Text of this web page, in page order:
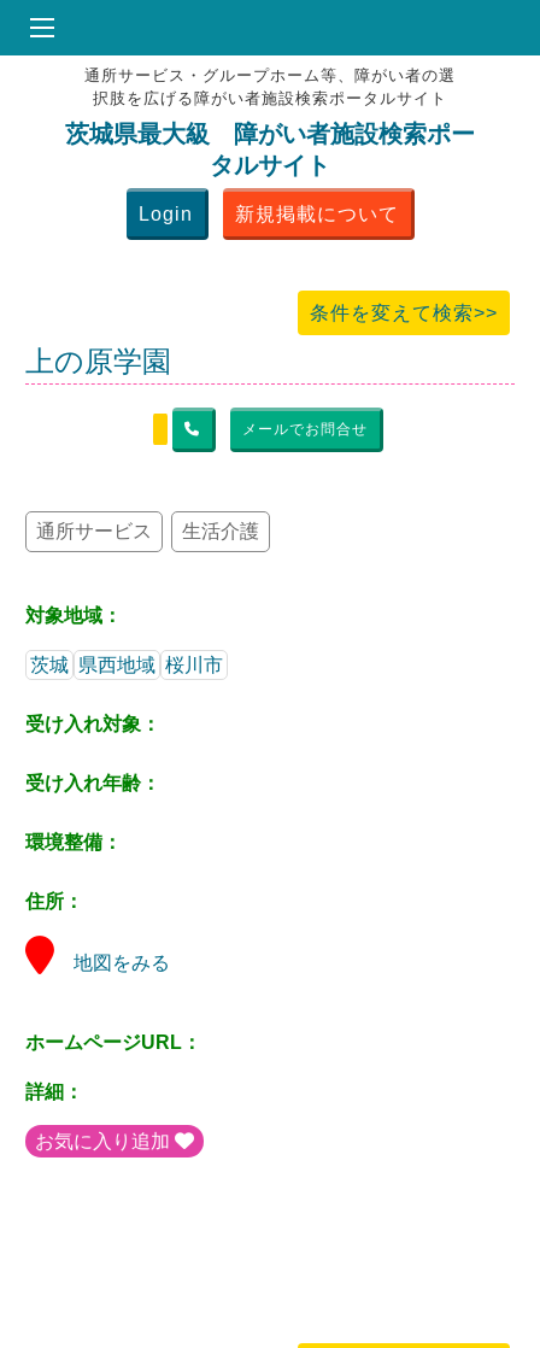
HOME
♥お気にりブックマーク
掲載会員MENU
よくある質問
通所サービス・グループホーム等、障がい者の選
択肢を広げる障がい者施設検索ポータルサイト
茨城県最大級 障がい者施設検索ポー
タルサイト
Login 新規掲載について
条件を変えて検索>>
上の原学園
メールでお問合せ
通所サービス 生活介護
対象地域：
茨城 県西地域 桜川市
受け入れ対象：
受け入れ年齢：
環境整備：
住所：
地図をみる
ホームページURL：
詳細：
お気に入り追加